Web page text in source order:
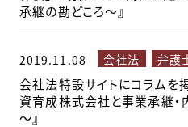
承継の勘どころ～』
2019.11.08 会社法 弁護
会社法特設サイトにコラムを
資育成株式会社と事業承継
～』